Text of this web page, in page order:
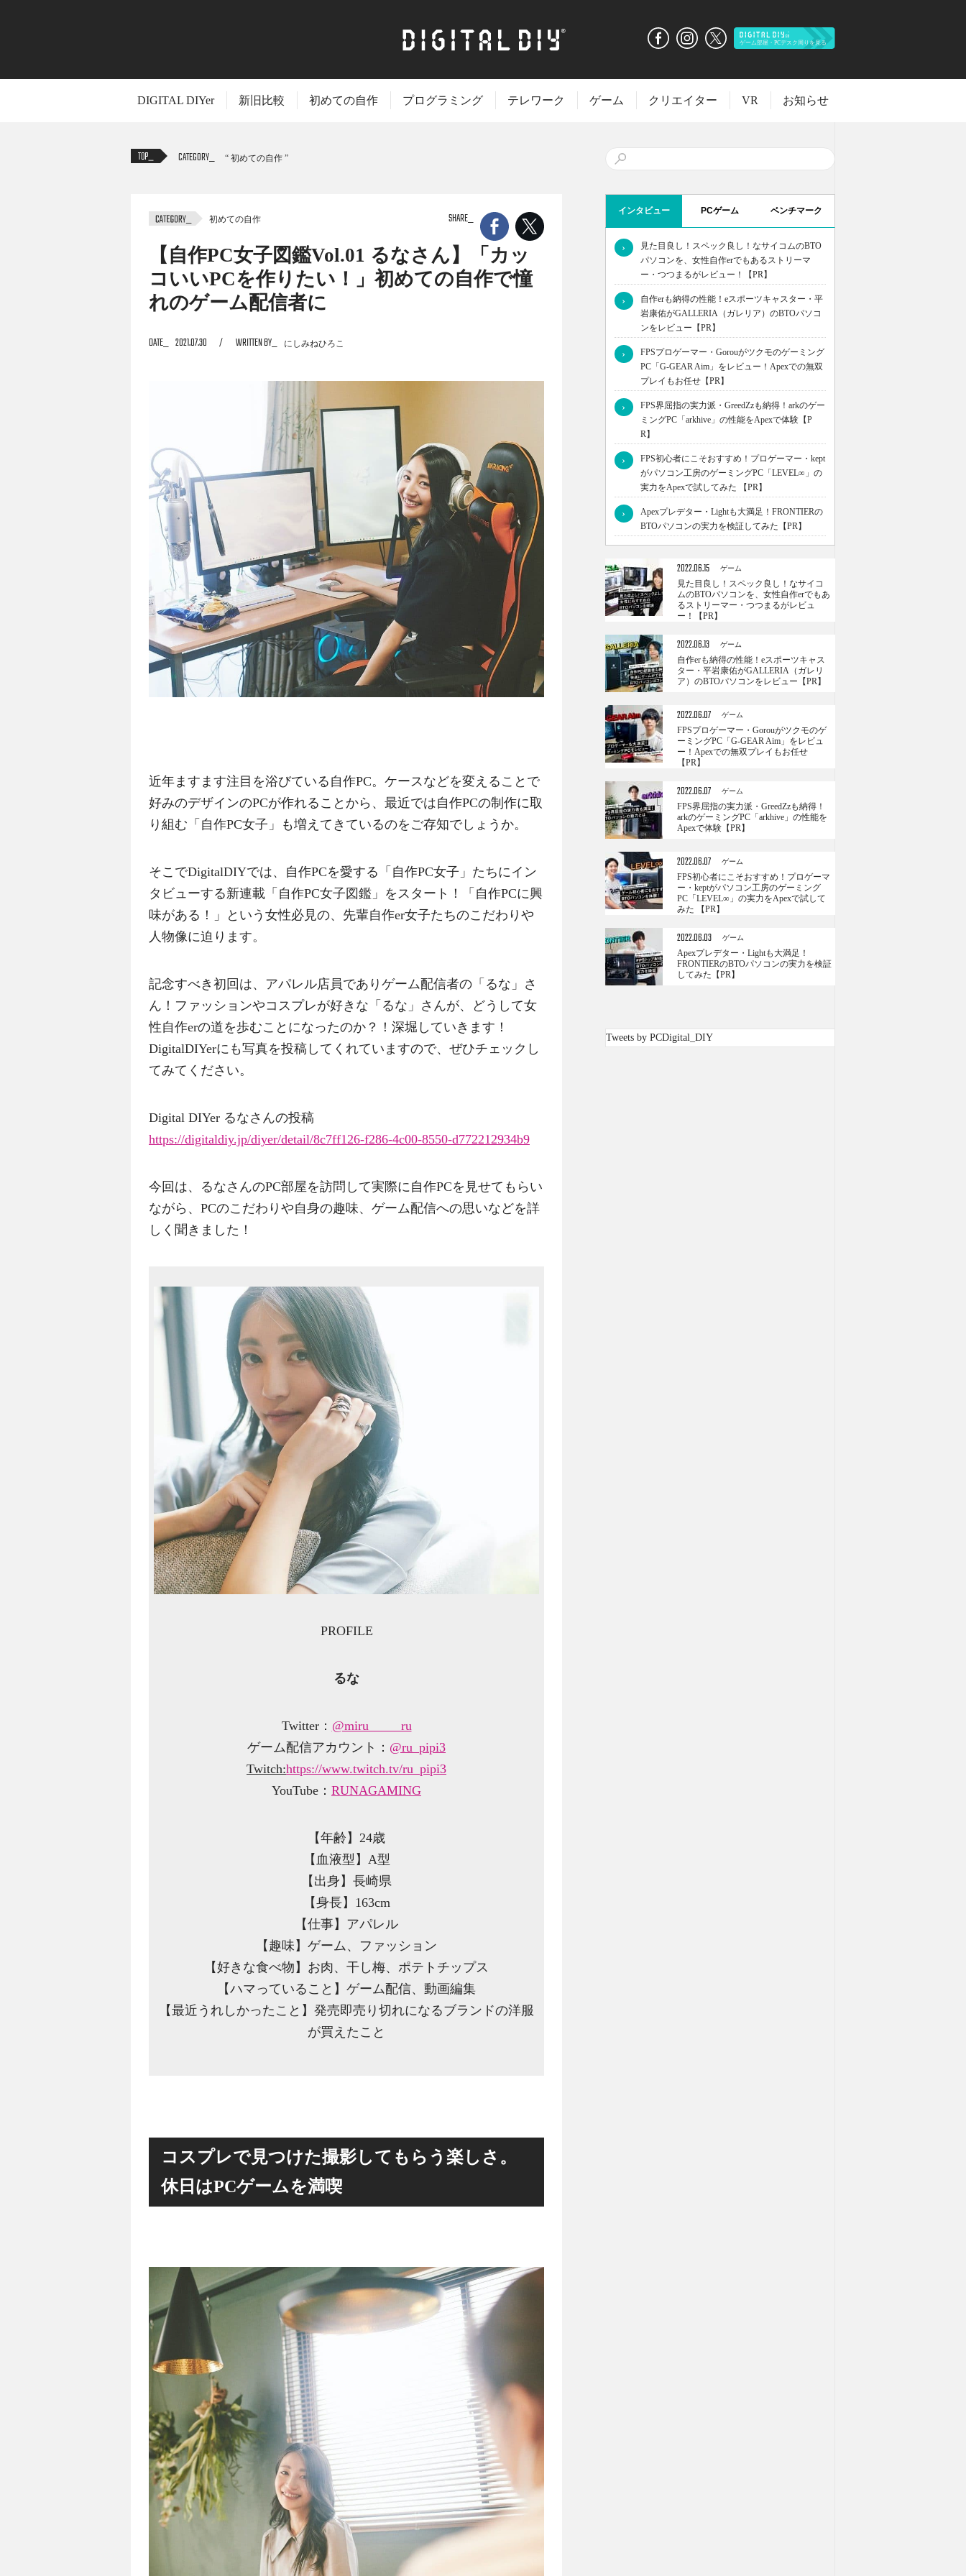
DIGITAL DIYer 新旧比較 初めての自作 プログラミング テレワーク ゲーム クリエイター VR お知らせ
CATEGORY 初めての自作
TITLE
自作PCを愛する「自作PC女子」たちにインタビューする新連載「自作PC女子図鑑」。なぜ自作PCに興味
に迫ります。第1回は理想のゲーミングPCを自作した「るな」さんにインタビューしました！
SHARE
初めての自作
【自作PC女子図鑑Vol.01 るなさん】「カッ
コいいPCを作りたい！」初めての自作で憧
れのゲーム配信者に
DATE 2021.07.30 WRITTEN BY にしみねひろこ
近年ますます注目を浴びている自作PC。ケースなどを変えることで
好みのデザインのPCが作れることから、最近では自作PCの制作に取
り組む「自作PC女子」も増えてきているのをご存知でしょうか。
そこでDigitalDIYでは、自作PCを愛する「自作PC女子」たちにイン
タビューする新連載「自作PC女子図鑑」をスタート！「自作PCに興
味がある！」という女性必見の、先輩自作er女子たちのこだわりや
人物像に迫ります。
記念すべき初回は、アパレル店員でありゲーム配信者の「るな」さ
ん！ファッションやコスプレが好きな「るな」さんが、どうして女
性自作erの道を歩むことになったのか？！深堀していきます！
DigitalDIYerにも写真を投稿してくれていますので、ぜひチェックし
てみてください。
Digital DIYer るなさんの投稿
https://digitaldiy.jp/diyer/detail/8c7ff126-f286-4c00-8550-d772212934b9
今回は、るなさんのPC部屋を訪問して実際に自作PCを見せてもらい
ながら、PCのこだわりや自身の趣味、ゲーム配信への思いなどを詳
しく聞きました！
PROFILE
るな
Twitter： @miru_____ru
ゲーム配信アカウント： @ru_pipi3
Twitch:https://www.twitch.tv/ru_pipi3
YouTube： RUNAGAMING
【年齢】24歳
【血液型】A型
【出身】長崎県
【身長】163cm
【仕事】アパレル
【趣味】ゲーム、ファッション
【好きな食べ物】お肉、干し梅、ポテトチップス
【ハマっていること】ゲーム配信、動画編集
【最近うれしかったこと】発売即売り切れになるブランドの洋服
が買えたこと
コスプレで見つけた撮影してもらう楽しさ。
休日はPCゲームを満喫
インタビュー PCゲーム ベンチマーク
›
見た目良し！スペック良し！なサイコムのBTO
パソコンを、女性自作erでもあるストリーマ
ー・つつまるがレビュー！【PR】
›
自作erも納得の性能！eスポーツキャスター・平
岩康佑がGALLERIA（ガレリア）のBTOパソコ
ンをレビュー【PR】
›
FPSプロゲーマー・Gorouがツクモのゲーミング
PC「G-GEAR Aim」をレビュー！Apexでの無双
プレイもお任せ【PR】
›
FPS界屈指の実力派・GreedZzも納得！arkのゲー
ミングPC「arkhive」の性能をApexで体験【P
R】
›
FPS初心者にこそおすすめ！プロゲーマー・kept
がパソコン工房のゲーミングPC「LEVEL∞」の
実力をApexで試してみた 【PR】
›
Apexプレデター・Lightも大満足！FRONTIERの
BTOパソコンの実力を検証してみた【PR】
2022.06.15 ゲーム
見た目良し！スペック良し！なサイコ
ムのBTOパソコンを、女性自作erでもあ
るストリーマー・つつまるがレビュ
ー！【PR】
2022.06.13 ゲーム
自作erも納得の性能！eスポーツキャス
ター・平岩康佑がGALLERIA（ガレリ
ア）のBTOパソコンをレビュー【PR】
2022.06.07 ゲーム
FPSプロゲーマー・Gorouがツクモのゲ
ーミングPC「G-GEAR Aim」をレビュ
ー！Apexでの無双プレイもお任せ
【PR】
2022.06.07 ゲーム
FPS界屈指の実力派・GreedZzも納得！
arkのゲーミングPC「arkhive」の性能を
Apexで体験【PR】
2022.06.07 ゲーム
FPS初心者にこそおすすめ！プロゲーマ
ー・keptがパソコン工房のゲーミング
PC「LEVEL∞」の実力をApexで試して
みた 【PR】
2022.06.03 ゲーム
Apexプレデター・Lightも大満足！
FRONTIERのBTOパソコンの実力を検証
してみた【PR】
Tweets by PCDigital_DIY